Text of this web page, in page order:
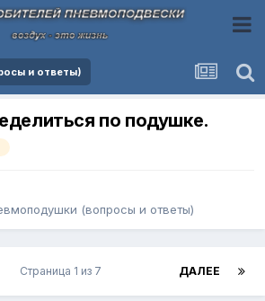
и ответы)
по подушке.
(вопросы и ответы)
ДАЛЕЕ
Страница 1 из 7